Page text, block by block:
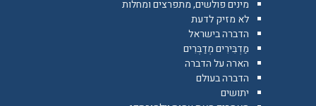
מינים פולשים, מתפרצים ומחלות
לא מזיק לדעת
הדברה בישראל
מַדְבִּירִים מְדַבְּרִים
הארה על הדברה
הדברה בעולם
יתושים